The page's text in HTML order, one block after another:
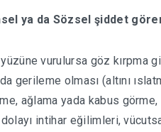
ya da Sözsel şiddet
vurulursa göz kırpma
gerileme olması (altını
ağlama yada kabus
intihar eğilimleri,